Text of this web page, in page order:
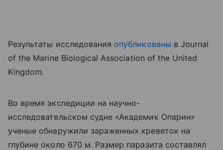
Результаты исследования опубликованы в Journal
of the Marine Biological Association of the United
Kingdom.
Во время экспедиции на научно-
исследовательском судне «Академик Опарин»
ученые обнаружили зараженных креветок на
глубине около 670 м. Размер паразита составлял